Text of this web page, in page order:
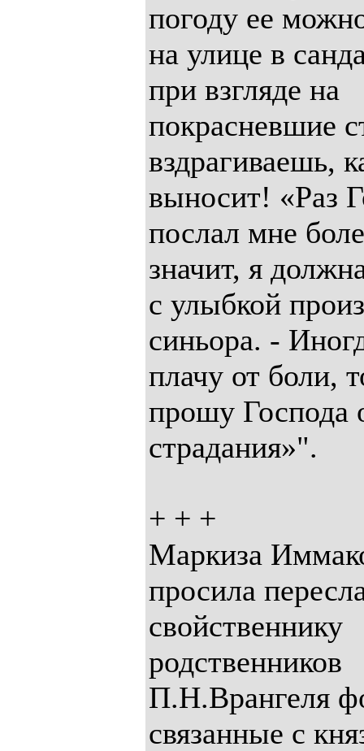
погоду ее
на улице в
при взгляде на
покрасневшие
вздрагиваешь,
выносит! «Раз
послал мне
значит, я
с улыбкой
синьора. -
плачу от боли,
прошу Господа
страдания»".
+ + +
Маркиза
просила
свойственнику
родственников
П.Н.Врангеля
связанные с